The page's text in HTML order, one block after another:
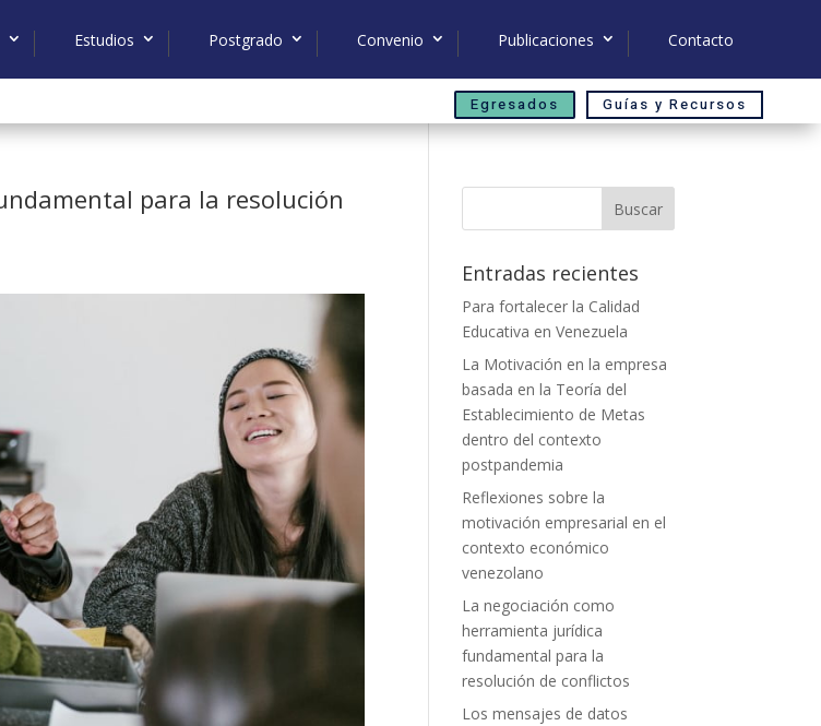
Estudios Postgrado Convenio Publicaciones Contacto
Egresados Guías y Recursos
para la resolución Buscar
Entradas recientes
Para fortalecer la Calidad
Educativa en Venezuela
La Motivación en la empresa
basada en la Teoría del
Establecimiento de Metas
dentro del contexto
postpandemia
Reflexiones sobre la
motivación empresarial en el
contexto económico
venezolano
La negociación como
herramienta jurídica
fundamental para la
resolución de conflictos
Los mensajes de datos